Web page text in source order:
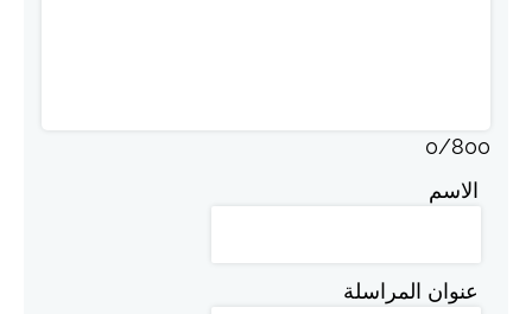
0/800
الاسم
عنوان المراسلة